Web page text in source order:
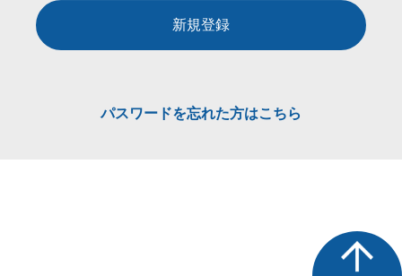
新規登録
パスワードを忘れた方はこちら